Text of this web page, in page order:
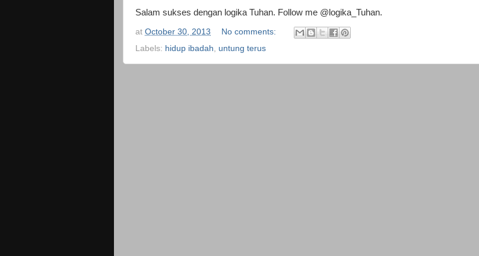
Salam sukses dengan logika Tuhan. Follow me @logika_Tuhan.
at October 30, 2013
No comments:
Labels: hidup ibadah untung terus